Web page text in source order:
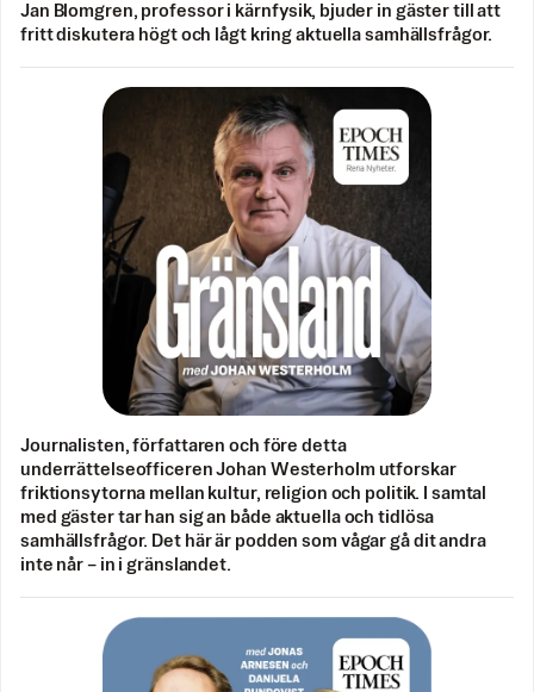
Jan Blomgren, professor i kärnfysik, bjuder in gäster till att
fritt diskutera högt och lågt kring aktuella samhällsfrågor.
Journalisten, författaren och före detta
underrättelseofficeren Johan Westerholm utforskar
friktionsytorna mellan kultur, religion och politik. I samtal
med gäster tar han sig an både aktuella och tidlösa
samhällsfrågor. Det här är podden som vågar gå dit andra
inte når – in i gränslandet.